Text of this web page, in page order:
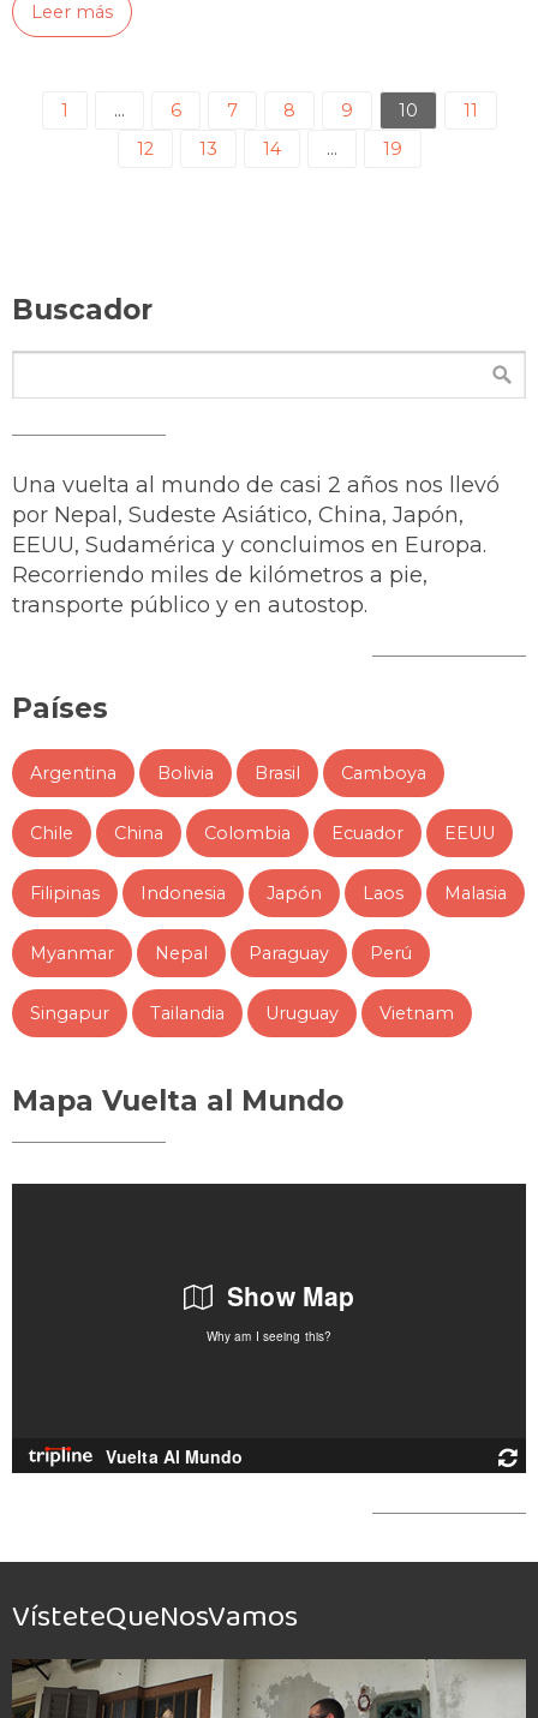
Leer más
1 … 6 7 8 9 10
11
12
13 14 … 19
Buscador
Una vuelta al mundo de casi 2 años nos llevó
por Nepal, Sudeste Asiático, China, Japón,
EEUU, Sudamérica y concluimos en Europa.
Recorriendo miles de kilómetros a pie,
transporte público y en autostop.
Países
Argentina Bolivia Brasil Camboya
Chile China Colombia Ecuador EEUU
Filipinas Indonesia Japón Laos Malasia
Myanmar Nepal Paraguay Perú
Singapur Tailandia Uruguay Vietnam
Mapa Vuelta al Mundo
VísteteQueNosVamos